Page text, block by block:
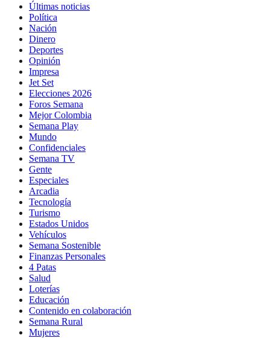
Últimas noticias
Política
Nación
Dinero
Deportes
Opinión
Impresa
Jet Set
Elecciones 2026
Foros Semana
Mejor Colombia
Semana Play
Mundo
Confidenciales
Semana TV
Gente
Especiales
Arcadia
Tecnología
Turismo
Estados Unidos
Vehículos
Semana Sostenible
Finanzas Personales
4 Patas
Salud
Loterías
Educación
Contenido en colaboración
Semana Rural
Mujeres